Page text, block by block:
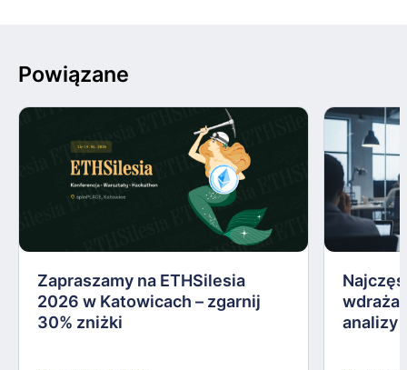
Powiązane
Zapraszamy na ETHSilesia
2026 w Katowicach – zgarnij
30% zniżki
analizy